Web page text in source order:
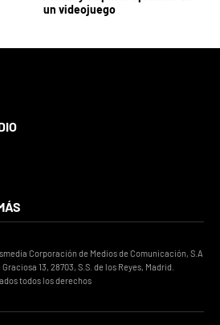
un videojuego
Corporación de Medios de Comunicación, S.A
Graciosa 13, 28703, S.S. de los Reyes, Madrid.
todos los derechos